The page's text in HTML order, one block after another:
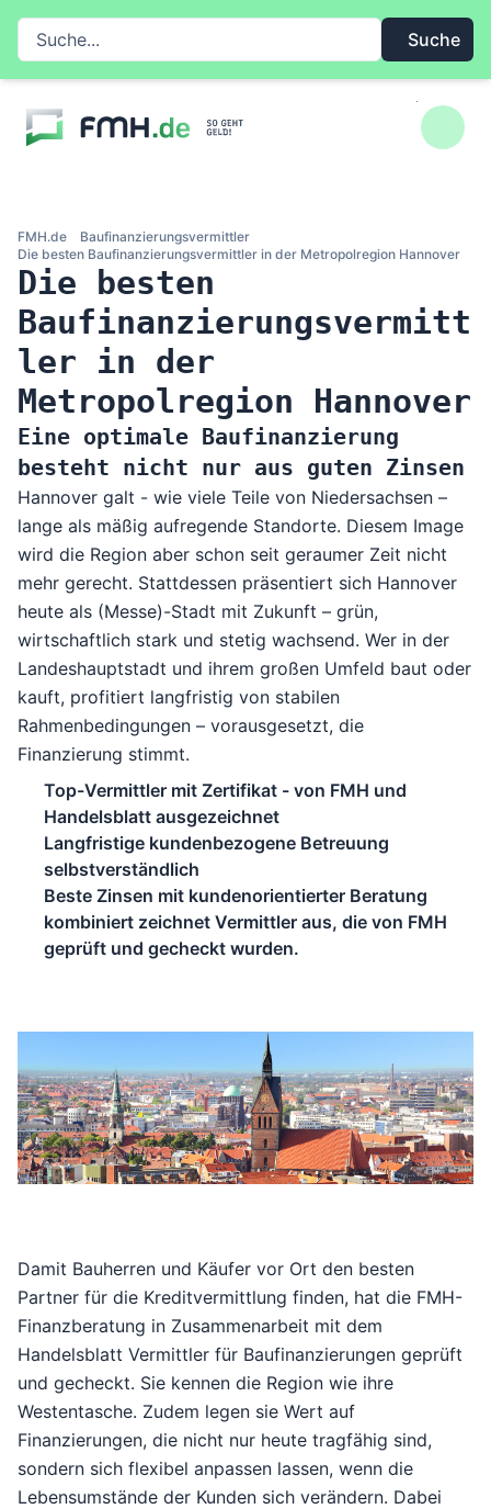
Zum Inhalt springen
Suche auf FMH.de
Suche
FMH.de
Baufinanzierungsvermittler
Die besten Baufinanzierungsvermittler in der Metropolregion Hannover
Die besten
Baufinanzierungsvermitt
ler in der
Metropolregion Hannover
Eine optimale Baufinanzierung
besteht nicht nur aus guten Zinsen
Hannover galt - wie viele Teile von Niedersachsen –
lange als mäßig aufregende Standorte. Diesem Image
wird die Region aber schon seit geraumer Zeit nicht
mehr gerecht. Stattdessen präsentiert sich Hannover
heute als (Messe)-Stadt mit Zukunft – grün,
wirtschaftlich stark und stetig wachsend. Wer in der
Landeshauptstadt und ihrem großen Umfeld baut oder
kauft, profitiert langfristig von stabilen
Rahmenbedingungen – vorausgesetzt, die
Finanzierung stimmt.
Top-Vermittler mit Zertifikat - von FMH und
Handelsblatt ausgezeichnet
Langfristige kundenbezogene Betreuung
selbstverständlich
Beste Zinsen mit kundenorientierter Beratung
kombiniert zeichnet Vermittler aus, die von FMH
geprüft und gecheckt wurden.
Damit Bauherren und Käufer vor Ort den besten
Partner für die Kreditvermittlung finden, hat die FMH-
Finanzberatung in Zusammenarbeit mit dem
Handelsblatt Vermittler für Baufinanzierungen geprüft
und gecheckt. Sie kennen die Region wie ihre
Westentasche. Zudem legen sie Wert auf
Finanzierungen, die nicht nur heute tragfähig sind,
sondern sich flexibel anpassen lassen, wenn die
Lebensumstände der Kunden sich verändern. Dabei